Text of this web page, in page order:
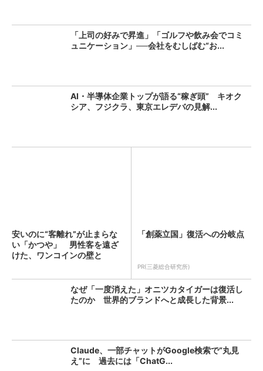
「上司の好みで昇進」「ゴルフや飲み会でコミ
ュニケーション」──会社をむしばむ“お...
AI・半導体企業トップが語る“稼ぎ頭” キオク
シア、フジクラ、東京エレデバの見解...
安いのに“客離れ”が止まらな
い「かつや」 男性客を遠ざ
けた、ワンコインの壁と
「創薬立国」復活への分岐点
PR(三菱総合研究所)
なぜ「一度消えた」オニツカタイガーは復活し
たのか 世界的ブランドへと成長した背景...
Claude、一部チャットがGoogle検索で“丸見
え”に 過去には「ChatG...